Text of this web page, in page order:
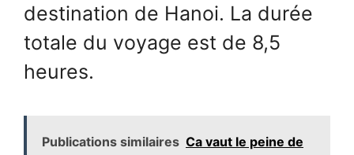
destination de Hanoi. La durée
totale du voyage est de 8,5
heures.
Publications similaires Ca vaut le peine de